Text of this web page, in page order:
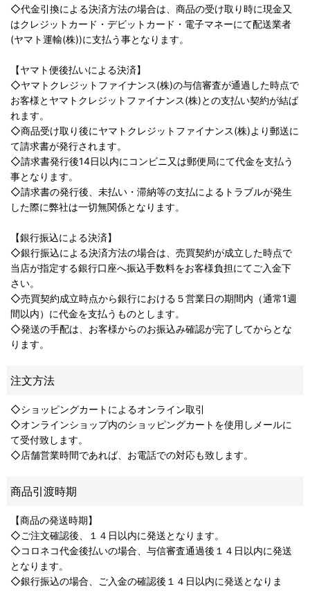
◇代金引換による決済方法の場合は、商品の受け取り時に現金又
はクレジットカード・デビットカード・電子マネーにて配送業者
(ヤマト運輸(株))に支払う事となります。
【ヤマト便後払いによる決済】
◇ヤマトクレジットファイナンス(株)の与信審査が通過した時点で
お客様とヤマトクレジットファイナンス(株)との支払い契約が結ば
れます。
◇商品受け取り後にヤマトクレジットファイナンス(株)より郵送に
て請求書が発行されます。
◇請求書発行後14日以内にコンビニ又は郵便局にて代金を支払う
事となります。
◇請求書の発行後、未払い・滞納等の支払によるトラブルが発生
した際に弊社は一切無関係となります。
【銀行振込による決済】
◇銀行振込による決済方法の場合は、売買契約が成立した時点で
当店が指定する銀行口座へ振込手数料をお客様負担にてご入金下
さい。
◇売買契約成立時点から銀行における５営業日の期間内（通常1週
間以内）に代金を支払うものとします。
◇発送の手配は、お客様からのお振込み確認が完了してからとな
ります。
注文方法
◇ショッピングカートによるオンライン取引
◇オンラインショップ内のショッピングカートを使用しメールに
て受付致します。
◇店舗営業時間であれば、お電話での対応も致します。
商品引渡時期
【商品の発送時期】
◇ご注文確認後、１４日以内に発送となります。
◇コロネコ代金後払いの場合、与信審査通過後１４日以内に発送
となります。
◇銀行振込の場合、ご入金の確認後１４日以内に発送となりま